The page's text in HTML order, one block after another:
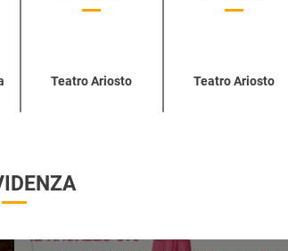
Teatro Ariosto Teatro Ariosto